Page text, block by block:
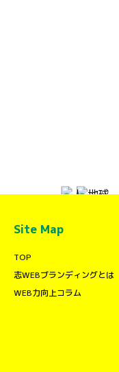
Site Map
TOP
志WEBブランディングとは
WEB力向上コラム